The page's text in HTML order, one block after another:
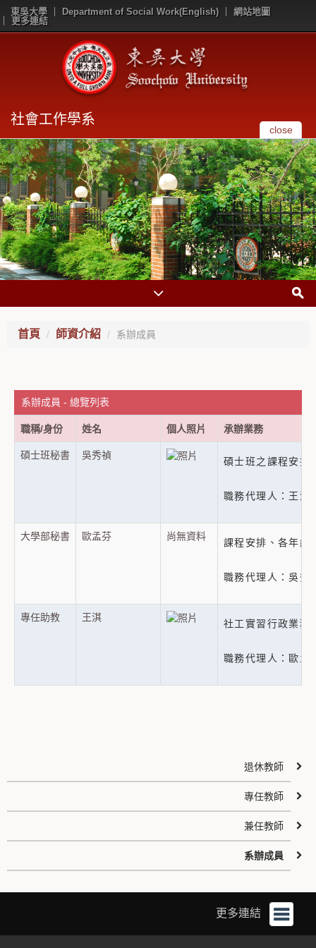
東吳大學 Department of Social Work(English)
網站地圖
更多連結
社會工作學系
close
首頁 師資介紹 系辦成員
系辦成員 - 總覽列表
職稱/身份 姓名 個人照片 承辦業務
碩士班秘書 吳秀禎
碩士班之課程安排
職務代理人：王淇
大學部秘書 歐孟芬 尚無資料
課程安排、各年級
職務代理人：吳秀
專任助教 王淇
社工實習行政業務
職務代理人：歐孟
退休教師
專任教師
兼任教師
系辦成員
更多連結